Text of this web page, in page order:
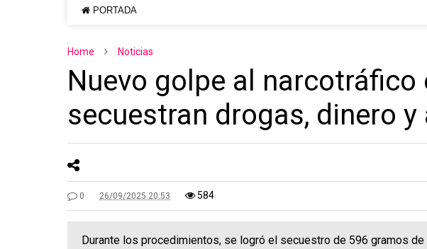
PORTADA
Home Noticias
Nuevo golpe al narcotráfico
secuestran drogas, dinero y
0 26/09/2025 20:53 584
Durante los procedimientos, se logró el secuestro de 596 gramos